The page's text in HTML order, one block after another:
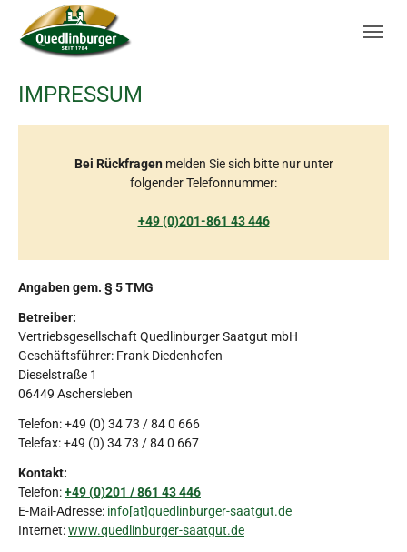
Skip to main navigation
Zum Hauptinhalt springen
Skip to page footer
IMPRESSUM
Bei Rückfragenmelden Sie sich bitte nur unter
folgender Telefonnummer:
+49 (0)201-861 43 446
Angaben gem. § 5 TMG
Betreiber:
Vertriebsgesellschaft Quedlinburger Saatgut mbH
Geschäftsführer: Frank Diedenhofen
Dieselstraße 1
06449 Aschersleben
Telefon: +49 (0) 34 73 / 84 0 666
Telefax: +49 (0) 34 73 / 84 0 667
Kontakt:
Telefon:+49 (0)201 / 861 43 446
E-Mail-Adresse: info[at]quedlinburger-saatgut.de
Internet:www.quedlinburger-saatgut.de